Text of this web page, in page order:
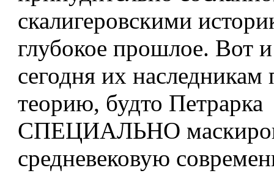
скалигеровскими
глубокое прошлое. Вот
сегодня их
теорию, будто Петрарка
СПЕЦИАЛЬНО
средневековую